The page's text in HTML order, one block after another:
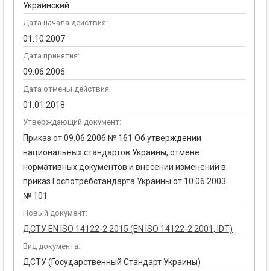
Украинский
Дата начала действия:
01.10.2007
Дата принятия:
09.06.2006
Дата отмены действия:
01.01.2018
Утверждающий документ:
Приказ от 09.06.2006 № 161 Об утверждении
национальных стандартов Украины, отмене
нормативных документов и внесении изменений в
приказ Госпотребстандарта Украины от 10.06.2003
№ 101
Новый документ:
ДСТУ EN ISO 14122-2:2015 (EN ISO 14122-2:2001, IDT)
Вид документа:
ДСТУ (Государственный Стандарт Украины)